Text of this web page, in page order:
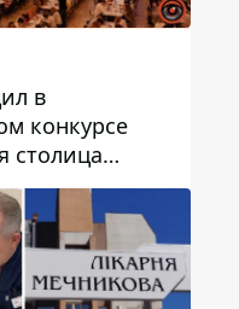
в
конкурсе
столица